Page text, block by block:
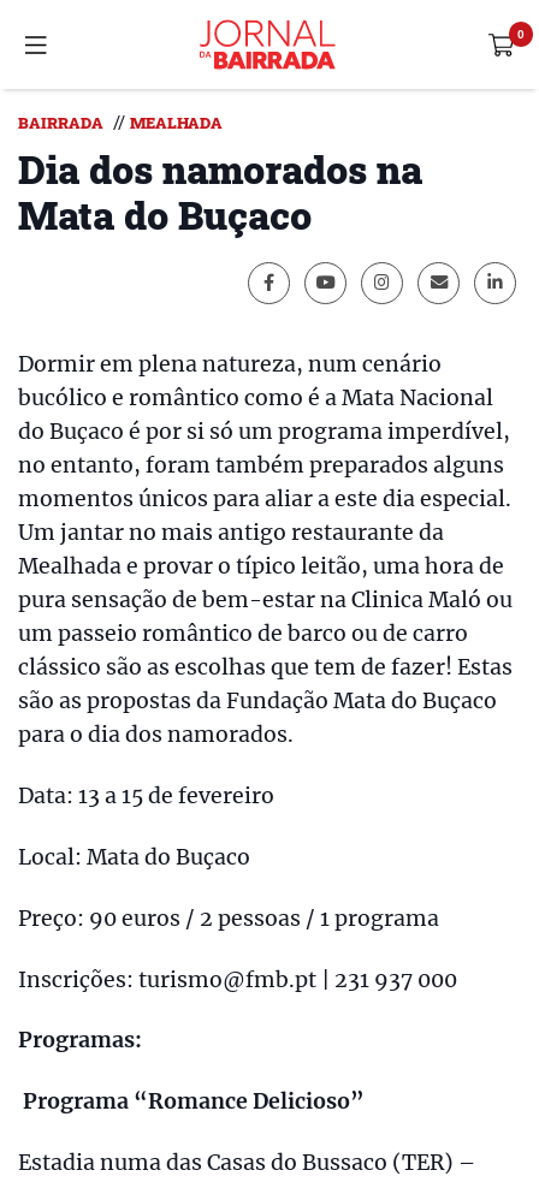
BAIRRADA // MEALHADA
Dia dos namorados na
Mata do Buçaco
Dormir em plena natureza, num cenário
bucólico e romântico como é a Mata Nacional
do Buçaco é por si só um programa imperdível,
no entanto, foram também preparados alguns
momentos únicos para aliar a este dia especial.
Um jantar no mais antigo restaurante da
Mealhada e provar o típico leitão, uma hora de
pura sensação de bem-estar na Clinica Maló ou
um passeio romântico de barco ou de carro
clássico são as escolhas que tem de fazer! Estas
são as propostas da Fundação Mata do Buçaco
para o dia dos namorados.
Data: 13 a 15 de fevereiro
Local: Mata do Buçaco
Preço: 90 euros / 2 pessoas / 1 programa
Inscrições: turismo@fmb.pt | 231 937 000
Programas:
Programa “Romance Delicioso”
Estadia numa das Casas do Bussaco (TER) –